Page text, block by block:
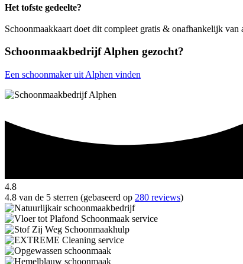
Het tofste gedeelte?
Schoonmaakkaart doet dit compleet gratis & onafhankelijk
Schoonmaakbedrijf Alphen gezocht?
Een schoonmaker uit Alphen vinden
4.8
4.8 van de 5 sterren (gebaseerd op 280 reviews)